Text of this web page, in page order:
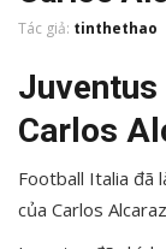
Tác giả: tinthethao
Carlos
Football Italia đã
của Carlos